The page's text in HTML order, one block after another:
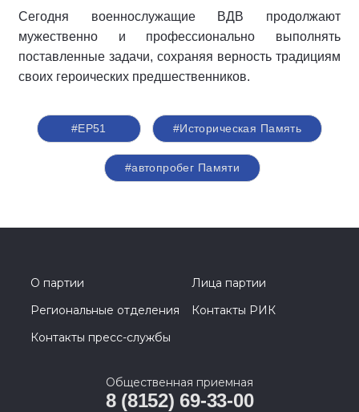
Сегодня военнослужащие ВДВ продолжают
мужественно и профессионально выполнять
поставленные задачи, сохраняя верность традициям
своих героических предшественников.
#ЕР51 #Историческая Память
#автопробег Памяти
О партии
Лица партии
Региональные отделения
Контакты РИК
Контакты пресс-службы
Общественная приемная
8 (8152) 69-33-00